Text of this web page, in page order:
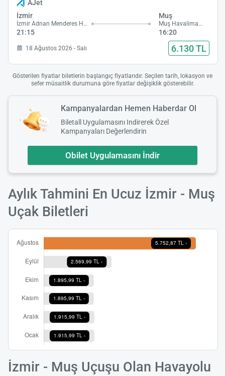
AJet
İzmir
İzmir Adnan Menderes Havalimanı
21:15
Muş
Muş Havalimanı
16:20
18 Ağustos 2026 - Salı 6.130 TL
Gösterilen fiyatlar biletlerin başlangıç fiyatlarıdır. Seçilen tarih, lokasyon ve
sefer müsaitlik durumuna göre fiyatlar değişiklik gösterebilir.
Kampanyalardan Hemen Haberdar Ol
Biletall Uygulamasını Indirerek Özel
Kampanyaları Değerlendirin
Obilet Uygulamasını İndir
Aylık Tahmini En Ucuz İzmir - Muş
Uçak Biletleri
İzmir - Muş Uçuşu Olan Havayolu